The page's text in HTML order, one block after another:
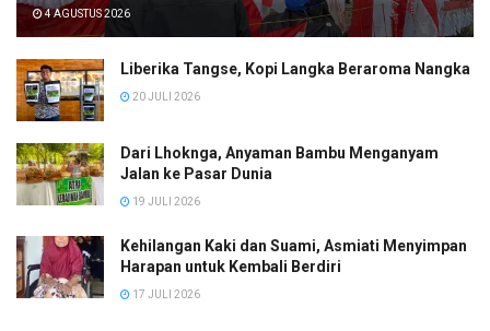
4 AGUSTUS 2026
Liberika Tangse, Kopi Langka Beraroma Nangka
20 JULI 2026
Dari Lhoknga, Anyaman Bambu Menganyam
Jalan ke Pasar Dunia
19 JULI 2026
Kehilangan Kaki dan Suami, Asmiati Menyimpan
Harapan untuk Kembali Berdiri
17 JULI 2026